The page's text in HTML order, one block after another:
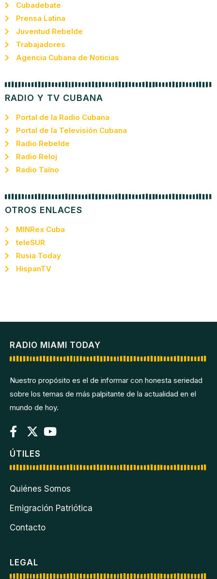
Cubadebate
Prensa Latina
Juventud Rebelde
Trabajadores
Agencia Cubana de Noticias
RADIO Y TV CUBANA
Portal de la Radio Cubana
Portal de la Televisión Cubana
Radio Rebelde
Radio Reloj
Radio Taíno
OTROS ENLACES
MINRex Cuba
teleSUR
Rusia Today
HispanTV
RADIO MIAMI TODAY
Nuestro propósito es el de informar con honesta seriedad
sobre los temas de más palpitante de la actualidad en el
mundo de hoy.
ÚTILES
Quiénes Somos
Emigración Patriótica
Contacto
LEGAL